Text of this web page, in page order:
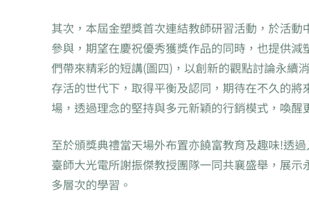
其次，本屆金塑獎首次連結教師研習活動，於活
參與，期望在慶祝優秀獲獎作品的同時，也提供
們帶來精彩的短講(圖四)，以創新的觀點討論永續
存活的世代下，取得平衡及認同，期待在不久的
場，透過理念的堅持與多元新穎的行銷模式，喚醒
至於頒獎典禮當天場外布置亦饒富教育及趣味!透
臺師大光電所謝振傑教授團隊一同共襄盛舉，展
多層次的學習。